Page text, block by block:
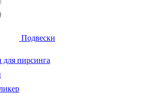
Подвески
для пирсинга